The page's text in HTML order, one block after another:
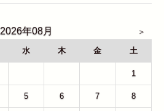
2026年08月
水 木 金 土
1
5 6 7 8